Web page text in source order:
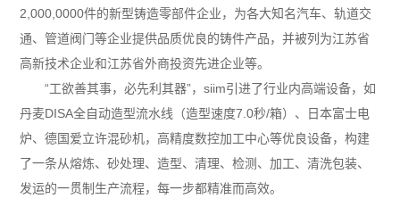
2,000,0000件的新型铸造零部件企业，为各大知名汽车、轨道交
通、管道阀门等企业提供品质优良的铸件产品，并被列为江苏省
高新技术企业和江苏省外商投资先进企业等。
“工欲善其事，必先利其器”，siim引进了行业内高端设备，如
丹麦DISA全自动造型流水线（造型速度7.0秒/箱）、日本富士电
炉、德国爱立许混砂机，高精度数控加工中心等优良设备，构建
了一条从熔炼、砂处理、造型、清理、检测、加工、清洗包装、
发运的一贯制生产流程，每一步都精准而高效。